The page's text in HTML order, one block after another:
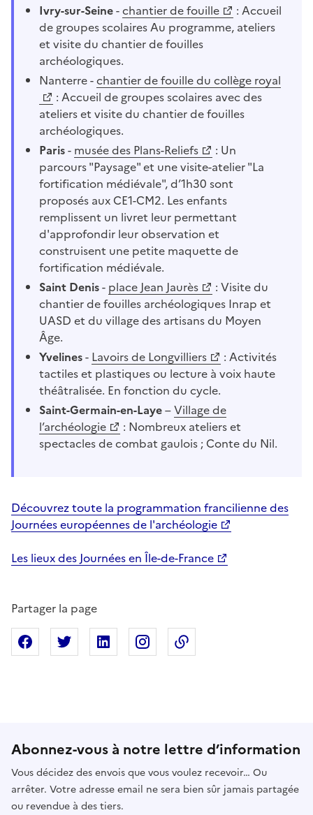
Ivry-sur-Seine-chantier de fouille
: Accueil
de groupes scolaires Au programme, ateliers
et visite du chantier de fouilles
archéologiques.
Nanterre -chantier de fouille du collège royal
: Accueil de groupes scolaires avec des
ateliers et visite du chantier de fouilles
archéologiques.
Paris- musée des Plans-Reliefs
: Un
parcours "Paysage" et une visite-atelier "La
fortification médiévale", d’1h30 sont
proposés aux CE1-CM2. Les enfants
remplissent un livret leur permettant
d'approfondir leur observation et
construisent une petite maquette de
fortification médiévale.
Saint Denis- place Jean Jaurès
: Visite du
chantier de fouilles archéologiques Inrap et
UASD et du village des artisans du Moyen
Âge.
Yvelines- Lavoirs de Longvilliers
: Activités
tactiles et plastiques ou lecture à voix haute
théâtralisée. En fonction du cycle.
Saint-Germain-en-Laye–Village de
l’archéologie
: Nombreux ateliers et
spectacles de combat gaulois ; Conte du Nil.
Découvrez toute la programmation francilienne des
Journées européennes de l'archéologie
Les lieux des Journées en Île-de-France
Partager la page
Partager sur Facebook
Partager sur XPartager sur Linkedin
Partager sur Instagram
Abonnez-vous à notre lettre d’information
Vous décidez des envois que vous voulez recevoir… Ou
arrêter. Votre adresse email ne sera bien sûr jamais partagée
ou revendue à des tiers.